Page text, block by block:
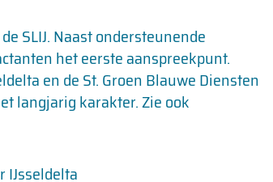
SLIJ. Naast ondersteunende
het eerste aanspreekpunt.
en de St. Groen Blauwe Diensten
langjarig karakter. Zie ook